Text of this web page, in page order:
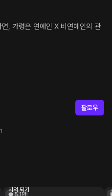
말로 미뤄왔다.
을 보던 시선이 자연
바로 1년 간 채팅한 상
앉아 잠시 뜸을 들이
, 가령은 연예인 X 비연예인의 관
팔로우
5.1만
치의 되기